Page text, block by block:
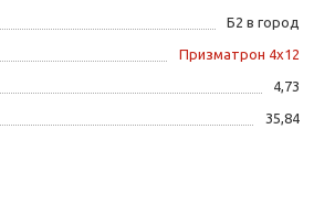
Б2 в город
Призматрон 4х12
4,73
35,84